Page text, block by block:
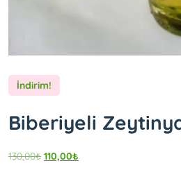
İndirim!
Biberiyeli
130,00₺ 110,00₺